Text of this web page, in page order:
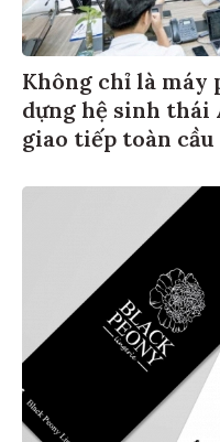
Không chỉ là máy
dựng hệ sinh thái
giao tiếp toàn cầu